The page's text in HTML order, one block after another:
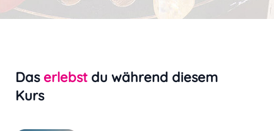
Das erlebst du während diesem
Kurs